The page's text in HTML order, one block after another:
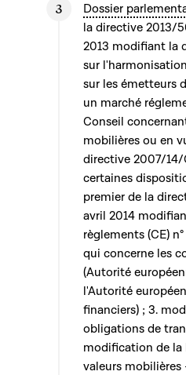
Dossier
la directive 2013/
2013 modifiant la
sur
sur les émetteurs
un marché
Conseil
mobilières ou en
directive 2007/
certaines
premier de la
avril 2014
règlements (CE)
qui concerne les
(Autorité
l'Autorité
financiers) ; 3.
obligations de
modification de la
valeurs mobilières